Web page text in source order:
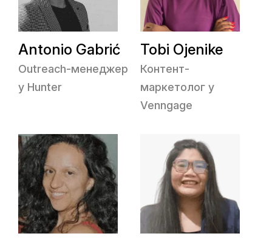
Antonio Gabrić
Outreach-менеджер
у Hunter
Tobi Ojenike
Контент-
маркетолог у
Venngage